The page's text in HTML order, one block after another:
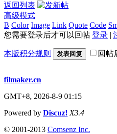
返回列表
高级模式
B Color Image Link Quote Code
您需要登录后才可以回帖 登录 |
本版积分规则 发表回复 回帖
filmaker.cn
GMT+8, 2026-8-9 01:15
Powered by Discuz! X3.4
© 2001-2013 Comsenz Inc.